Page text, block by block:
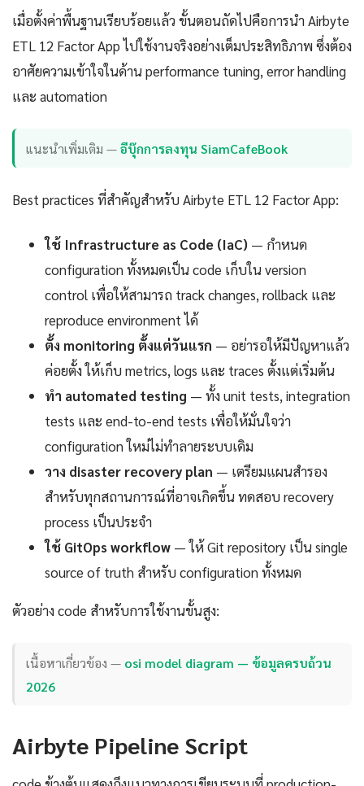
เมื่อตั้งค่าพื้นฐานเรียบร้อยแล้ว ขั้นตอนถัดไปคือการนำ Airbyte
ETL 12 Factor App ไปใช้งานจริงอย่างเต็มประสิทธิภาพ ซึ่งต้อง
อาศัยความเข้าใจในด้าน performance tuning, error handling
และ automation
แนะนำเพิ่มเติม —อีบุ๊กการลงทุน SiamCafeBook
Best practices ที่สำคัญสำหรับ Airbyte ETL 12 Factor App:
ใช้ Infrastructure as Code (IaC) — กำหนด
configuration ทั้งหมดเป็น code เก็บใน version
control เพื่อให้สามารถ track changes, rollback และ
reproduce environment ได้
ตั้ง monitoring ตั้งแต่วันแรก — อย่ารอให้มีปัญหาแล้ว
ค่อยตั้ง ให้เก็บ metrics, logs และ traces ตั้งแต่เริ่มต้น
ทำ automated testing — ทั้ง unit tests, integration
tests และ end-to-end tests เพื่อให้มั่นใจว่า
configuration ใหม่ไม่ทำลายระบบเดิม
วาง disaster recovery plan — เตรียมแผนสำรอง
สำหรับทุกสถานการณ์ที่อาจเกิดขึ้น ทดสอบ recovery
process เป็นประจำ
ใช้ GitOps workflow — ให้ Git repository เป็น single
source of truth สำหรับ configuration ทั้งหมด
ตัวอย่าง code สำหรับการใช้งานขั้นสูง:
เนื้อหาเกี่ยวข้อง — osi model diagram — ข้อมูลครบถ้วน
2026
Airbyte Pipeline Script